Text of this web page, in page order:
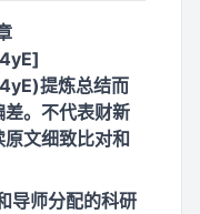
提炼总结而
。不代表财新
文细致比对和
导师分配的科研